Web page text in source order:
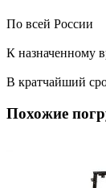
По всей России
К назначенному
В кратчайший
Похожие